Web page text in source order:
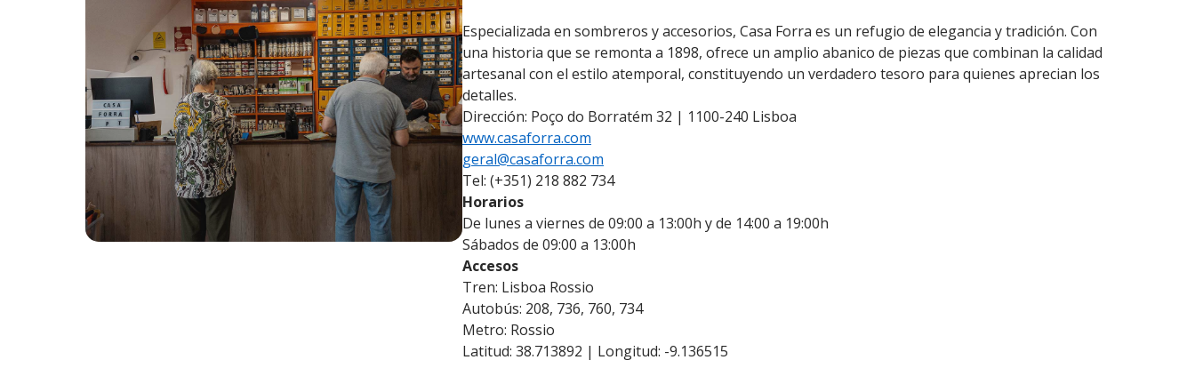
Especializada en sombreros y accesorios, Casa Forra es un refugio de elegancia y tradición. Con
una historia que se remonta a 1898, ofrece un amplio abanico de piezas que combinan la calidad
artesanal con el estilo atemporal, constituyendo un verdadero tesoro para quienes aprecian los
detalles.
Dirección: Poço do Borratém 32 | 1100-240 Lisboa
www.casaforra.com
geral@casaforra.com
Tel: (+351) 218 882 734
Horarios
De lunes a viernes de 09:00 a 13:00h y de 14:00 a 19:00h
Sábados de 09:00 a 13:00h
Accesos
Tren: Lisboa Rossio
Autobús: 208, 736, 760, 734
Metro: Rossio
Latitud: 38.713892 | Longitud: -9.136515